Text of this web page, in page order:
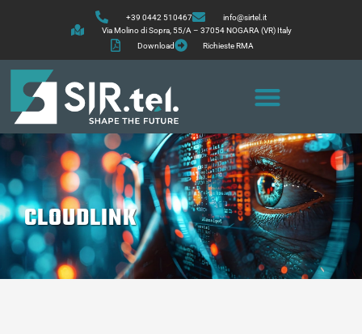
+39 0442 510467
info@sirtel.it
Via Molino di Sopra, 55/A – 37054 NOGARA (VR) Italy
Download
Richieste RMA
CLOUDLINK